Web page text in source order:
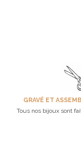
GRAVÉ ET
Tous nos bijoux sont